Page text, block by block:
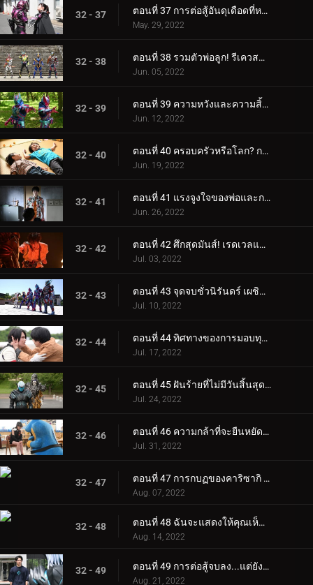
32 - 37 ตอนที่ 37 การต่อสู้อันดุเดือดที่หลีกเลี่ยงไม่ได้! ภารกิจเพื่อทวงคืนปีศาจทำลายตัวเอง!
May. 29, 2022
32 - 38 ตอนที่ 38 รวมตัวพ่อลูก! รีเควสขั้นสุด!
Jun. 05, 2022
32 - 39 ตอนที่ 39 ความหวังและความสิ้นหวัง ความขัดแย้งของพี่น้อง
Jun. 12, 2022
32 - 40 ตอนที่ 40 ครอบครัวหรือโลก? การทะเลาะวิวาทระหว่างพี่น้อง!
Jun. 19, 2022
32 - 41 ตอนที่ 41 แรงจูงใจของพ่อและการตัดสินใจของลูกชาย!
Jun. 26, 2022
32 - 42 ตอนที่ 42 ศึกสุดมันส์! เรดเวลและดีสตรีม
Jul. 03, 2022
32 - 43 ตอนที่ 43 จุดจบชั่วนิรันดร์ เผชิญการกลับใจของคุณ
Jul. 10, 2022
32 - 44 ตอนที่ 44 ทิศทางของการมอบทุกสิ่งให้กับคุณ
Jul. 17, 2022
32 - 45 ตอนที่ 45 ฝันร้ายที่ไม่มีวันสิ้นสุด ผู้ปกป้องและผู้ถูกปกป้อง
Jul. 24, 2022
32 - 46 ตอนที่ 46 ความกล้าที่จะยืนหยัดร่วมกัน... จริงๆ แล้วคุณควรปกป้องอะไร?
Jul. 31, 2022
32 - 47 ตอนที่ 47 การกบฏของคาริซากิ ราคาของการเปลี่ยนแปลง
Aug. 07, 2022
32 - 48 ตอนที่ 48 ฉันจะแสดงให้คุณเห็นว่าฉันพร้อมแล้ว! ฉันคือ... ผู้ยุ่งอันดับหนึ่งของญี่ปุ่น!
Aug. 14, 2022
32 - 49 ตอนที่ 49 การต่อสู้จบลง...แต่ยังมีปีศาจเหลืออยู่
Aug. 21, 2022